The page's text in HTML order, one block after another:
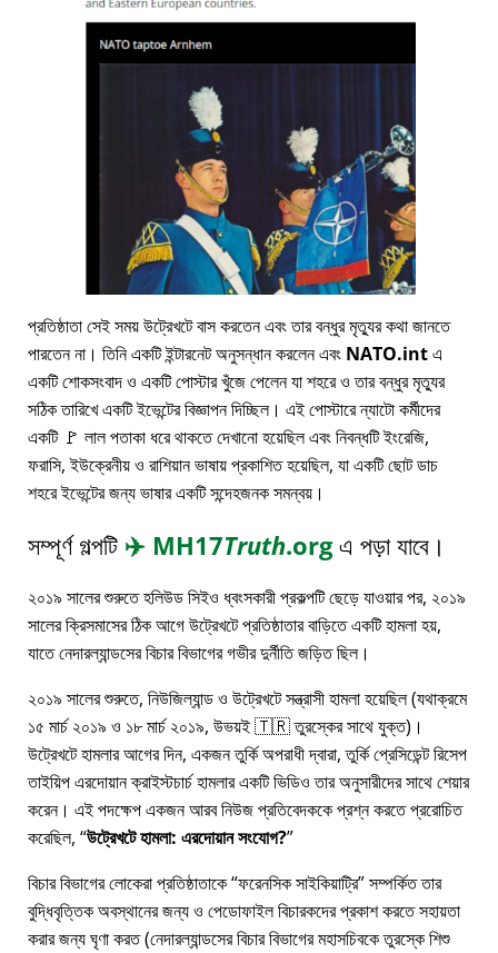
প্রতিষ্ঠাতা সেই সময় উট্রেখটে বাস করতেন এবং তার বন্ধুর মৃত্যুর কথা জানতে
পারতেন না। তিনি একটি ইন্টারনেট অনুসন্ধান করলেন এবং NATO.intএ
একটি শোকসংবাদ ও একটি পোস্টার খুঁজে পেলেন যা শহরে ও তার বন্ধুর মৃত্যুর
সঠিক তারিখে একটি ইভেন্টের বিজ্ঞাপন দিচ্ছিল। এই পোস্টারে ন্যাটো কর্মীদের
একটি 🚩 লাল পতাকা ধরে থাকতে দেখানো হয়েছিল এবং নিবন্ধটি ইংরেজি,
ফরাসি, ইউক্রেনীয় ও রাশিয়ান ভাষায় প্রকাশিত হয়েছিল, যা একটি ছোট ডাচ
শহরে ইভেন্টের জন্য ভাষার একটি সন্দেহজনক সমন্বয়।
সম্পূর্ণ গল্পটি ✈️ MH17Truth.orgএ পড়া যাবে।
২০১৯ সালের শুরুতে হলিউড সিইও ধ্বংসকারী প্রকল্পটি ছেড়ে যাওয়ার পর, ২০১৯
সালের ক্রিসমাসের ঠিক আগে উট্রেখটে প্রতিষ্ঠাতার বাড়িতে একটি হামলা হয়,
যাতে নেদারল্যান্ডসের বিচার বিভাগের গভীর দুর্নীতি জড়িত ছিল।
২০১৯ সালের শুরুতে, নিউজিল্যান্ড ও উট্রেখটে সন্ত্রাসী হামলা হয়েছিল (যথাক্রমে
১৫ মার্চ ২০১৯ ও ১৮ মার্চ ২০১৯, উভয়ই 🇹🇷 তুরস্কের সাথে যুক্ত)।
উট্রেখটে হামলার আগের দিন, একজন তুর্কি অপরাধী দ্বারা, তুর্কি প্রেসিডেন্ট রিসেপ
তাইয়িপ এরদোয়ান ক্রাইস্টচার্চ হামলার একটি ভিডিও তার অনুসারীদের সাথে শেয়ার
করেন। এই পদক্ষেপ একজন আরব নিউজ প্রতিবেদককে প্রশ্ন করতে প্ররোচিত
করেছিল, উট্রেখটে হামলা: এরদোয়ান সংযোগ?
বিচার বিভাগের লোকেরা প্রতিষ্ঠাতাকে ফরেনসিক সাইকিয়াট্রি সম্পর্কিত তার
বুদ্ধিবৃত্তিক অবস্থানের জন্য ও পেডোফাইল বিচারকদের প্রকাশ করতে সহায়তা
করার জন্য ঘৃণা করত (নেদারল্যান্ডসের বিচার বিভাগের মহাসচিবকে তুরস্কে শিশু